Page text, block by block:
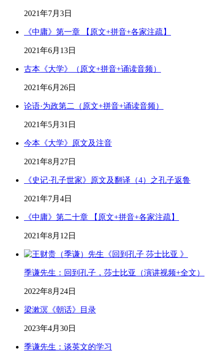
2021年7月3日
《中庸》第一章 【原文+拼音+各家注疏】
2021年6月13日
古本《大学》（原文+拼音+诵读音频）
2021年6月26日
论语·为政第二（原文+拼音+诵读音频）
2021年5月31日
今本《大学》原文及注音
2021年8月27日
《史记·孔子世家》原文及翻译（4）之孔子返鲁
2021年7月4日
《中庸》第二十章 【原文+拼音+各家注疏】
2021年8月12日
季谦先生：回到孔子，莎士比亚（演讲视频+全文）
2022年8月24日
梁漱溟《朝话》目录
2023年4月30日
季谦先生：谈英文的学习